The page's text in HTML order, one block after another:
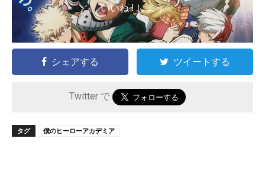
いいね ! しよう
シェアする ツイートする
Twitter で
タグ 僕のヒーローアカデミア